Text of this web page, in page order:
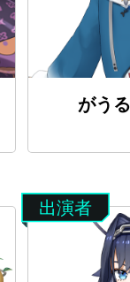
がう
出演者